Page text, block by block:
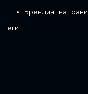
Брендинг на грани
Теги